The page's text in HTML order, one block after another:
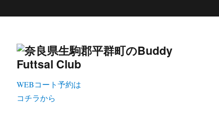
WEBコート予約は
コチラから